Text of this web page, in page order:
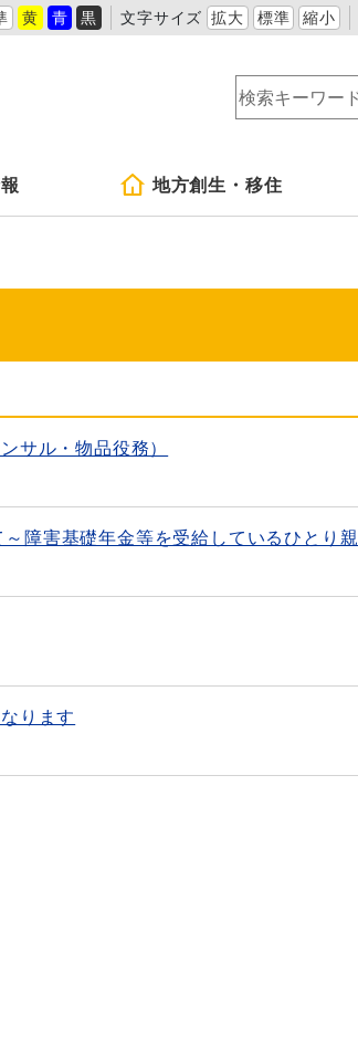
黄 青 黒 文字サイズ 拡大 標準 縮小
地方創生・移住
サル・物品役務）
障害基礎年金等を受給しているひとり親
ります